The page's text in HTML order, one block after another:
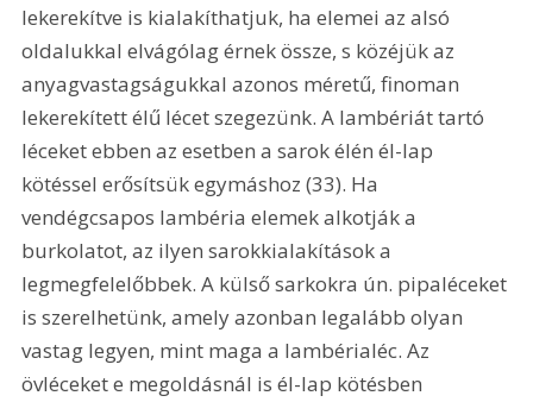
lekerekítve is kialakíthatjuk, ha elemei az alsó
oldalukkal elvágólag érnek össze, s közéjük az
anyagvastagságukkal azonos méretű, finoman
lekerekített élű lécet szegezünk. A lambériát tartó
léceket ebben az esetben a sarok élén él-lap
kötéssel erősítsük egymáshoz (33). Ha
vendégcsapos lambéria elemek alkotják a
burkolatot, az ilyen sarokkialakítások a
legmegfelelőbbek. A külső sarkokra ún. pipaléceket
is szerelhetünk, amely azonban legalább olyan
vastag legyen, mint maga a lambérialéc. Az
övléceket e megoldásnál is él-lap kötésben